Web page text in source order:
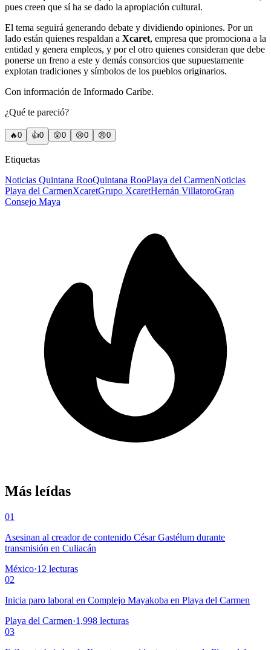
pues creen que sí ha se dado la apropiación cultural.
El tema seguirá generando debate y dividiendo opiniones. Por un
lado están quienes respaldan a Xcaret, empresa que promociona a la
entidad y genera empleos, y por el otro quienes consideran que debe
ponerse un freno a este y demás consorcios que supuestamente
explotan tradiciones y símbolos de los pueblos originarios.
Con información de Informado Caribe.
¿Qué te pareció?
🔥0 👍0 😲0 😢0 😠0
Etiquetas
Noticias Quintana RooQuintana RooPlaya del CarmenNoticias
Playa del CarmenXcaretGrupo XcaretHernán VillatoroGran
Consejo Maya
Más leídas
01
Asesinan al creador de contenido César Gastélum durante
transmisión en Culiacán
México·12 lecturas
02
Inicia paro laboral en Complejo Mayakoba en Playa del Carmen
Playa del Carmen·1,998 lecturas
03